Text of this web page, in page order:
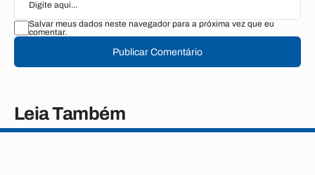
Salvar meus dados neste navegador para a próxima vez que eu
comentar.
Publicar Comentário
Leia Também